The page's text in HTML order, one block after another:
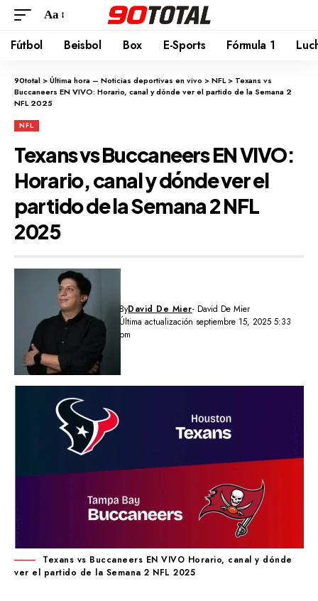
Aa
Fútbol Beisbol Box E-Sports Fórmula 1
90total >Última hora – Noticias deportivas en vivo >NFL> Texans vs
Buccaneers EN VIVO: Horario, canal y dónde ver el partido de la Semana 2
NFL 2025
NFL
Texans vs Buccaneers EN VIVO:
Horario, canal y dónde ver el
partido de la Semana 2 NFL
2025
Última actualización septiembre 15, 2025 5:33
pm
ByDavid De Mier- David De Mier
Texans vs Buccaneers EN VIVO Horario, canal y dónde
ver el partido de la Semana 2 NFL 2025